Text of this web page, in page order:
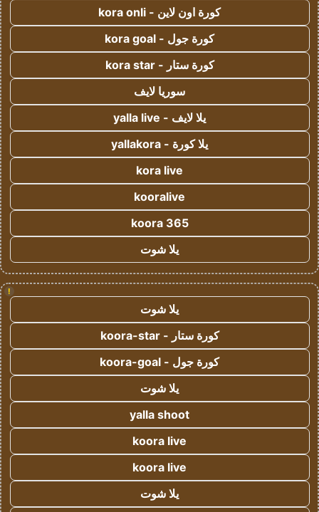
كورة اون لاين - kora onli
كورة جول - kora goal
كورة ستار - kora star
سوريا لايف
يلا لايف - yalla live
يلا كورة - yallakora
kora live
kooralive
koora 365
يلا شوت
!
يلا شوت
كورة ستار - koora-star
كورة جول - koora-goal
يلا شوت
yalla shoot
koora live
koora live
يلا شوت